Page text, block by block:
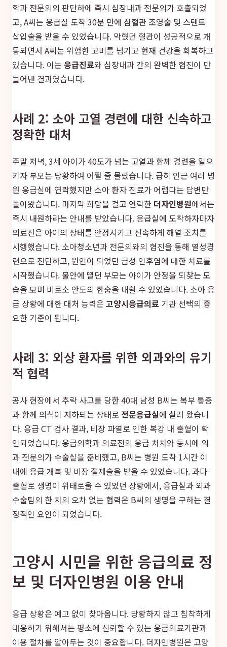
학과 전문의의 판단하에 즉시 심장내과 전문의가 호출되었
고, A씨는 응급실 도착 30분 만에 심혈관 조영술 및 스텐트
삽입술을 받을 수 있었습니다. 막혔던 혈관이 성공적으로 개
통되면서 A씨는 위험한 고비를 넘기고 현재 건강을 회복하고
있습니다. 이는 응급진료와 심장내과 간의 완벽한 협진이 만
들어낸 결과였습니다.
사례 2: 소아 고열 경련에 대한 신속하고
정확한 대처
주말 저녁, 3세 아이가 40도가 넘는 고열과 함께 경련을 일으
키자 부모는 당황하여 어쩔 줄 몰랐습니다. 급히 인근 여러 병
원 응급실에 연락했지만 소아 환자 진료가 어렵다는 답변만
돌아왔습니다. 마지막 희망을 걸고 연락한 더자인병원에서는
즉시 내원하라는 안내를 받았습니다. 응급실에 도착하자마자
의료진은 아이의 상태를 안정시키고 신속하게 해열 조치를
시행했습니다. 소아청소년과 전문의와의 협진을 통해 열성경
련으로 진단하고, 원인이 되었던 급성 인후염에 대한 치료를
시작했습니다. 불안에 떨던 부모는 아이가 안정을 되찾는 모
습을 보며 비로소 안도의 한숨을 내쉴 수 있었습니다. 소아 응
급 상황에 대한 대처 능력은 고양시응급의료 기관 선택의 중
요한 기준이 됩니다.
사례 3: 외상 환자를 위한 외과와의 유기
적 협력
공사 현장에서 추락 사고를 당한 40대 남성 B씨는 복부 통증
과 함께 의식이 저하되는 상태로 전문응급실에 실려 왔습니
다. 응급 CT 검사 결과, 비장 파열로 인한 복강 내 출혈이 확
인되었습니다. 응급의학과 의료진의 응급 처치와 동시에 외
과 전문의가 수술실을 준비했고, B씨는 병원 도착 1시간 이
내에 응급 개복 및 비장 절제술을 받을 수 있었습니다. 과다
출혈로 생명이 위태로울 수 있었던 상황에서, 응급실과 외과
수술팀의 한 치의 오차 없는 협력은 B씨의 생명을 구하는 결
정적인 요인이 되었습니다.
고양시 시민을 위한 응급의료 정
보 및 더자인병원 이용 안내
응급 상황은 예고 없이 찾아옵니다. 당황하지 않고 침착하게
대응하기 위해서는 평소에 신뢰할 수 있는 응급의료기관과
이용 절차를 알아두는 것이 중요합니다. 더자인병원은 고양